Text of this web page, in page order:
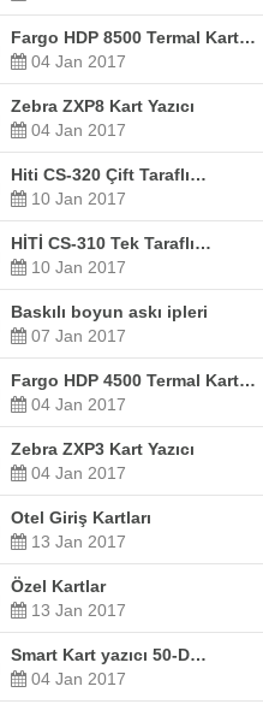
Fargo HDP 8500 Termal Kart…
04 Jan 2017
Zebra ZXP8 Kart Yazıcı
04 Jan 2017
Hiti CS-320 Çift Taraflı…
10 Jan 2017
HİTİ CS-310 Tek Taraflı…
10 Jan 2017
Baskılı boyun askı ipleri
07 Jan 2017
Fargo HDP 4500 Termal Kart…
04 Jan 2017
Zebra ZXP3 Kart Yazıcı
04 Jan 2017
Otel Giriş Kartları
13 Jan 2017
Özel Kartlar
13 Jan 2017
Smart Kart yazıcı 50-D…
04 Jan 2017